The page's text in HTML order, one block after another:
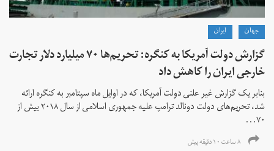
جهان ايران
گزارش دولت آمریکا به کنگره: تحریم‌ها ۷۰ میلیارد دلار تجارت
خارجی ایران را کاهش داد
بنابر یک گزارش غیر علنی دولت آمریکا، که در اوایل ماه سپتامبر به کنگره ارائه
شد، تحریم‌های دولت دونالد ترامپ علیه جمهوری اسلامی از سال ۲۰۱۸ بیش از
۷۰...
۸ ساعت ۱۰ دقیقه پیش